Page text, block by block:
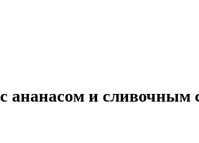
ананасом и